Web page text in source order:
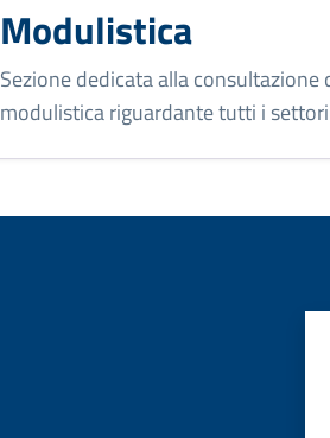
Modulistica
Sezione dedicata alla consultazione
modulistica riguardante tutti i